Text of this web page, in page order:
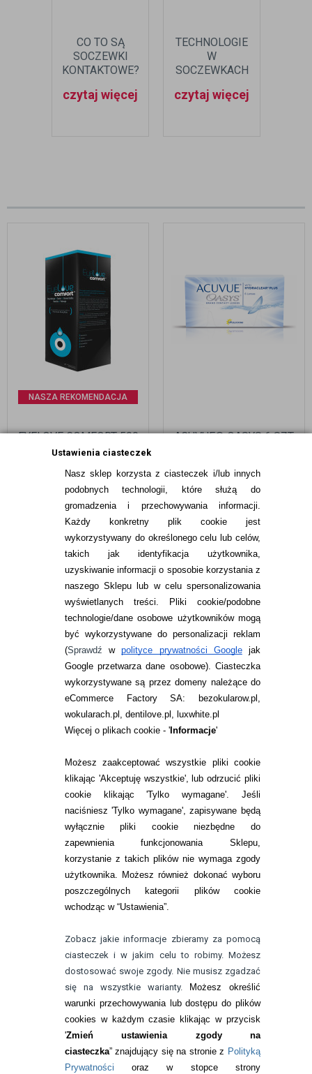
Ustawienia ciasteczek
Nasz sklep korzysta z ciasteczek i/lub innych
podobnych technologii, które służą do
gromadzenia i przechowywania informacji.
Każdy konkretny plik cookie jest
wykorzystywany do określonego celu lub celów,
takich jak identyfikacja użytkownika,
uzyskiwanie informacji o sposobie korzystania z
naszego Sklepu lub w celu spersonalizowania
wyświetlanych treści.
Pliki cookie/podobne
technologie/dane osobowe użytkowników mogą
być wykorzystywane do personalizacji reklam
(Sprawdźwpolityce prywatności Googlejak
Google przetwarza dane osobowe). Ciasteczka
wykorzystywane są przez domeny należące do
eCommerce Factory SA: bezokularow.pl,
wokularach.pl, dentilove.pl, luxwhite.pl
Więcej o plikach cookie - 'Informacje'
Możesz zaakceptować wszystkie pliki cookie
klikając 'Akceptuję wszystkie', lub odrzucić pliki
cookie klikając 'Tylko wymagane'. Jeśli
naciśniesz 'Tylko wymagane', zapisywane będą
wyłącznie pliki cookie niezbędne do
zapewnienia funkcjonowania Sklepu,
korzystanie z takich plików nie wymaga zgody
użytkownika. Możesz również dokonać wyboru
poszczególnych kategorii plików cookie
wchodząc w “Ustawienia”.
Zobacz jakie informacje zbieramy za pomocą
ciasteczek i w jakim celu to robimy. Możesz
dostosować swoje zgody. Nie musisz zgadzać
się na wszystkie warianty.
Możesz określić
warunki przechowywania lub dostępu do plików
cookies w każdym czasie klikając w przycisk
'Zmień ustawienia zgody na
ciasteczka” znajdujący się na stronie z Polityką
Prywatności oraz w stopce strony
CO TO SĄ
SOCZEWKI
KONTAKTOWE?
czytaj więcej
TECHNOLOGIE
W
SOCZEWKACH
- JAKIE
czytaj więcej
NASZA REKOMENDACJA
EYELOVE COMFORT 500
ML
36,99pln
ACUVUE® OASYS 6 SZT.
84,99 pln
INFORMACJE KONTAKTOWE
JAK ZAMAWIAĆ?
ZWROTY I REKLAMACJA
WARUNKI ZAKUPÓW
RANKINGI SOCZEWEK
SOCZEWKI KOLOROWE
Zwrot (odstąpienie od umowy)
ZMIEŃ USTAWIENIA ZGODY NA CIASTECZKA
KONTAKT
telefon:
22 113 44 42
telefon:
732 08 08 72
kontakt@bezokularow.pl